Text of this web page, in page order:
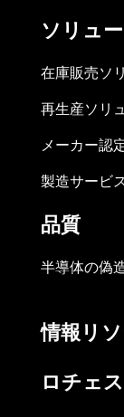
ソリュ
在庫販売ソ
再生産ソリ
メーカー認
製造サービ
品質
半導体の偽
情報リ
ロチェ